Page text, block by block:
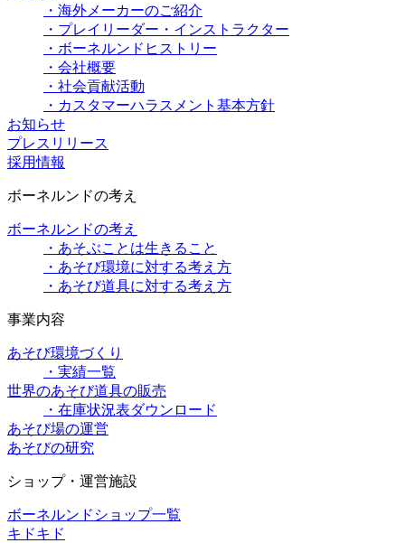
・海外メーカーのご紹介
・プレイリーダー・インストラクター
・ボーネルンドヒストリー
・会社概要
・社会貢献活動
・カスタマーハラスメント基本方針
お知らせ
プレスリリース
採用情報
ボーネルンドの考え
ボーネルンドの考え
・あそぶことは生きること
・あそび環境に対する考え方
・あそび道具に対する考え方
事業内容
あそび環境づくり
・実績一覧
世界のあそび道具の販売
・在庫状況表ダウンロード
あそび場の運営
あそびの研究
ショップ・運営施設
ボーネルンドショップ一覧
キドキド